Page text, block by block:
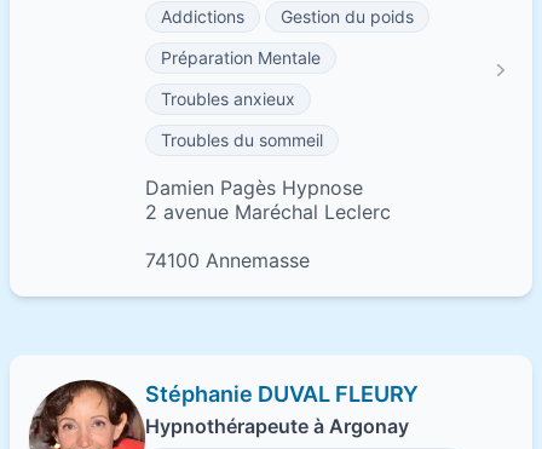
Addictions
Gestion du poids
Préparation Mentale
Troubles anxieux
Troubles du sommeil
Damien Pagès Hypnose
2 avenue Maréchal Leclerc
74100 Annemasse
Stéphanie DUVAL FLEURY
Hypnothérapeute à Argonay